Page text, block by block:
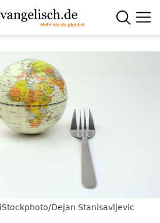
Dejan Stanisavljevic